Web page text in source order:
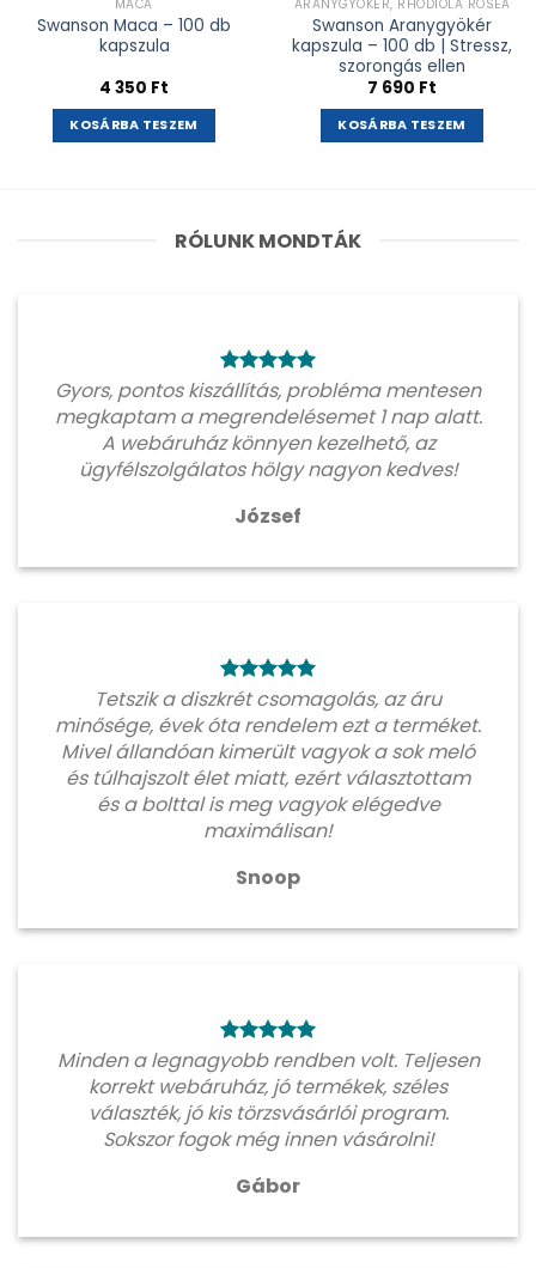
MACA
Swanson Maca – 100 db
kapszula
4 350 Ft
KOSÁRBA TESZEM
ARANYGYÖKÉR, RHODIOLA ROSEA
Swanson Aranygyökér
kapszula – 100 db | Stressz,
szorongás ellen
7 690 Ft
KOSÁRBA TESZEM
RÓLUNK MONDTÁK
Gyors, pontos kiszállítás, probléma mentesen
megkaptam a megrendelésemet 1 nap alatt.
A webáruház könnyen kezelhető, az
ügyfélszolgálatos hölgy nagyon kedves!
József
Tetszik a diszkrét csomagolás, az áru
minősége, évek óta rendelem ezt a terméket.
Mivel állandóan kimerült vagyok a sok meló
és túlhajszolt élet miatt, ezért választottam
és a bolttal is meg vagyok elégedve
maximálisan!
Snoop
Minden a legnagyobb rendben volt. Teljesen
korrekt webáruház, jó termékek, széles
választék, jó kis törzsvásárlói program.
Sokszor fogok még innen vásárolni!
Gábor